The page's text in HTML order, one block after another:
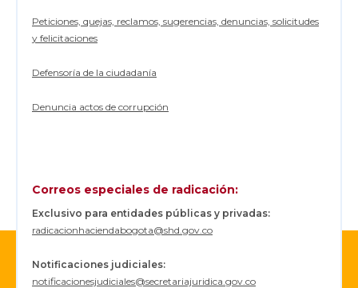
Peticiones, quejas, reclamos, sugerencias, denuncias, solicitudes
y felicitaciones
Defensoría de la ciudadanía
Denuncia actos de corrupción
Correos especiales de radicación:
Exclusivo para entidades públicas y privadas:
radicacionhaciendabogota@shd.gov.co
Notificaciones judiciales:
notificacionesjudiciales@secretariajuridica.gov.co